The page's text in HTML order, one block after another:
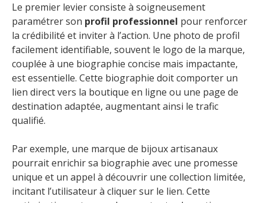
Le premier levier consiste à soigneusement
paramétrer son profil professionnel pour renforcer
la crédibilité et inviter à l’action. Une photo de profil
facilement identifiable, souvent le logo de la marque,
couplée à une biographie concise mais impactante,
est essentielle. Cette biographie doit comporter un
lien direct vers la boutique en ligne ou une page de
destination adaptée, augmentant ainsi le trafic
qualifié.
Par exemple, une marque de bijoux artisanaux
pourrait enrichir sa biographie avec une promesse
unique et un appel à découvrir une collection limitée,
incitant l’utilisateur à cliquer sur le lien. Cette